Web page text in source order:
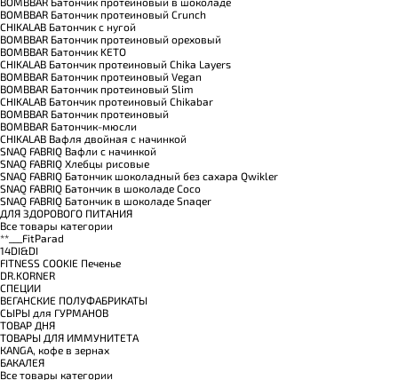
BOMBBAR Батончик протеиновый Crunch
CHIKALAB Батончик с нугой
BOMBBAR Батончик протеиновый ореховый
BOMBBAR Батончик KETO
CHIKALAB Батончик протеиновый Chika Layers
BOMBBAR Батончик протеиновый Vegan
BOMBBAR Батончик протеиновый Slim
CHIKALAB Батончик протеиновый Chikabar
BOMBBAR Батончик протеиновый
BOMBBAR Батончик-мюсли
CHIKALAB Вафля двойная с начинкой
SNAQ FABRIQ Вафли с начинкой
SNAQ FABRIQ Хлебцы рисовые
SNAQ FABRIQ Батончик шоколадный без сахара Qwikler
SNAQ FABRIQ Батончик в шоколаде Coco
SNAQ FABRIQ Батончик в шоколаде Snaqer
ДЛЯ ЗДОРОВОГО ПИТАНИЯ
Все товары категории
**___FitParad
14DI&DI
FITNESS COOKIE Печенье
DR.KORNER
СПЕЦИИ
ВЕГАНСКИЕ ПОЛУФАБРИКАТЫ
СЫРЫ для ГУРМАНОВ
TОВАР ДНЯ
TОВАРЫ ДЛЯ ИММУНИТЕТА
КANGA, кофе в зернах
БАКАЛЕЯ
Все товары категории